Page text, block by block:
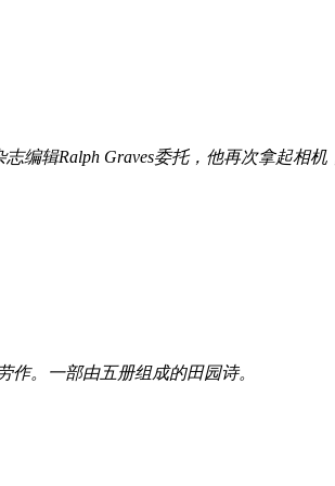
编辑Ralph Graves委托，他再次拿起相
作。一部由五册组成的田园诗。